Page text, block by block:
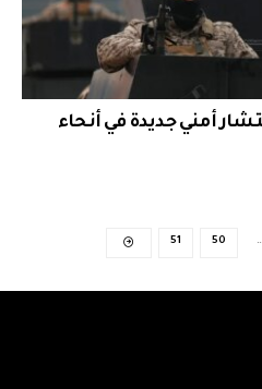
أمني جديدة في أنحاء
…
50
51